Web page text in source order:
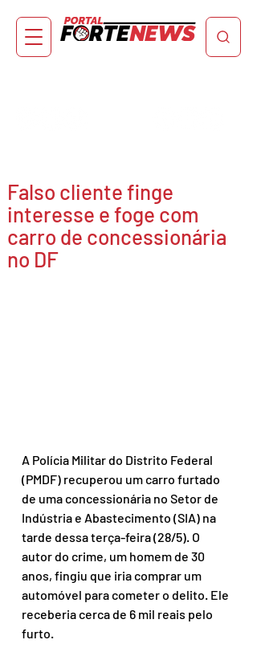
Falso cliente finge
interesse e foge com
carro de concessionária
no DF
A Polícia Militar do Distrito Federal
(PMDF) recuperou um carro furtado
de uma concessionária no Setor de
Indústria e Abastecimento (SIA) na
tarde dessa terça-feira (28/5). O
autor do crime, um homem de 30
anos, fingiu que iria comprar um
automóvel para cometer o delito. Ele
receberia cerca de 6 mil reais pelo
furto.